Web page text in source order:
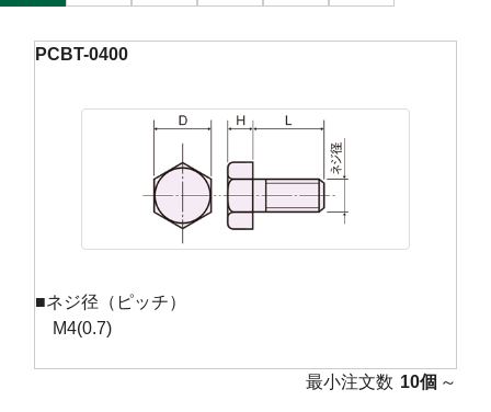
PCBT-0400
■ネジ径（ピッチ）
M4(0.7)
最小注文数 10個 ～